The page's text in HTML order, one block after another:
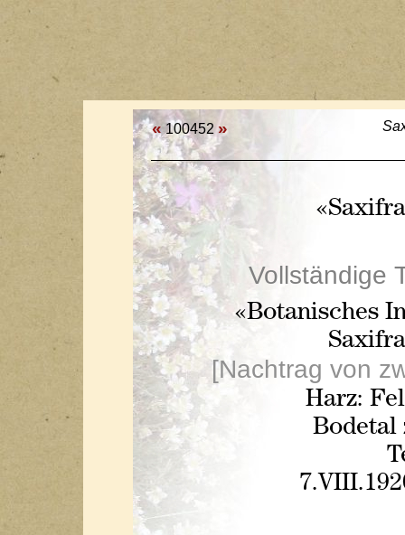
« 100452 »
Vollständige
«Botanisches
[Nachtrag von
Harz:
Bodetal